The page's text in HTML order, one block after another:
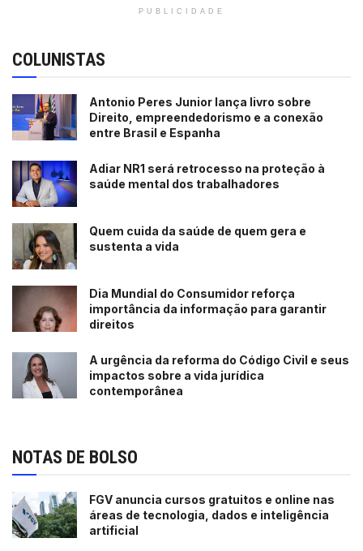
PUBLICIDADE
COLUNISTAS
Antonio Peres Junior lança livro sobre
Direito, empreendedorismo e a conexão
entre Brasil e Espanha
Adiar NR1 será retrocesso na proteção à
saúde mental dos trabalhadores
Quem cuida da saúde de quem gera e
sustenta a vida
Dia Mundial do Consumidor reforça
importância da informação para garantir
direitos
A urgência da reforma do Código Civil e seus
impactos sobre a vida jurídica
contemporânea
NOTAS DE BOLSO
FGV anuncia cursos gratuitos e online nas
áreas de tecnologia, dados e inteligência
artificial